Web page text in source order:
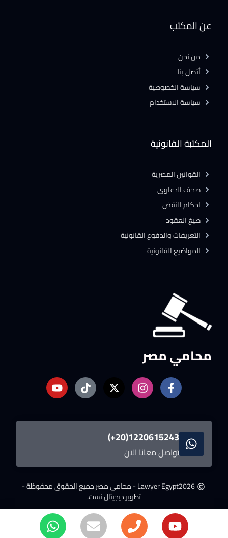
محامي مصر
1220615243(20+)
تواصل معانا الان
2026Lawyer Egypt - محامى مصر.
جميع الحقوق محفوظة -
تطوير ديجيتال نست.
المكتبة القانونية
القوانين المصرية
صحف الدعاوى
احكام النقض
صيغ العقود
التعريفات والدفوع القانونية
المواضيع القانونية
عن المكتب
من نحن
أتصل بنا
سياسة الخصوصية
سياسة الاستخدام